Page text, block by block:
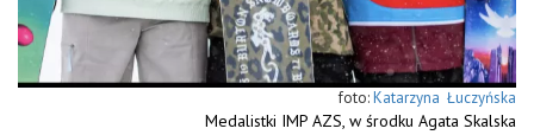
Katarzyna Łuczyńska
Medalistki IMP AZS, w środku Agata Skalska